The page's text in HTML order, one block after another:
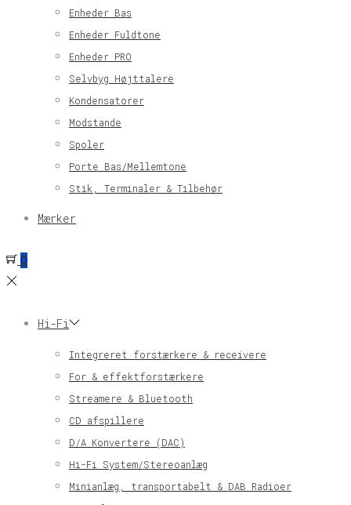
Enheder Bas
Enheder Fuldtone
Enheder PRO
Selvbyg Højttalere
Kondensatorer
Modstande
Spoler
Porte Bas/Mellemtone
Stik, Terminaler & Tilbehør
Mærker
0
Hi-Fi
Integreret forstærkere & receivere
For & effektforstærkere
Streamere & Bluetooth
CD afspillere
D/A Konvertere (DAC)
Hi-Fi System/Stereoanlæg
Minianlæg, transportabelt & DAB Radioer